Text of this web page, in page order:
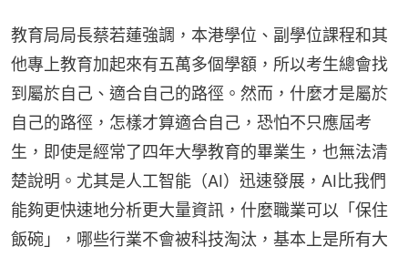
教育局局長蔡若蓮強調，本港學位、副學位課程和其
他專上教育加起來有五萬多個學額，所以考生總會找
到屬於自己、適合自己的路徑。然而，什麼才是屬於
自己的路徑，怎樣才算適合自己，恐怕不只應屆考
生，即使是經常了四年大學教育的畢業生，也無法清
楚說明。尤其是人工智能（AI）迅速發展，AI比我們
能夠更快速地分析更大量資訊，什麼職業可以「保住
飯碗」，哪些行業不會被科技淘汰，基本上是所有大